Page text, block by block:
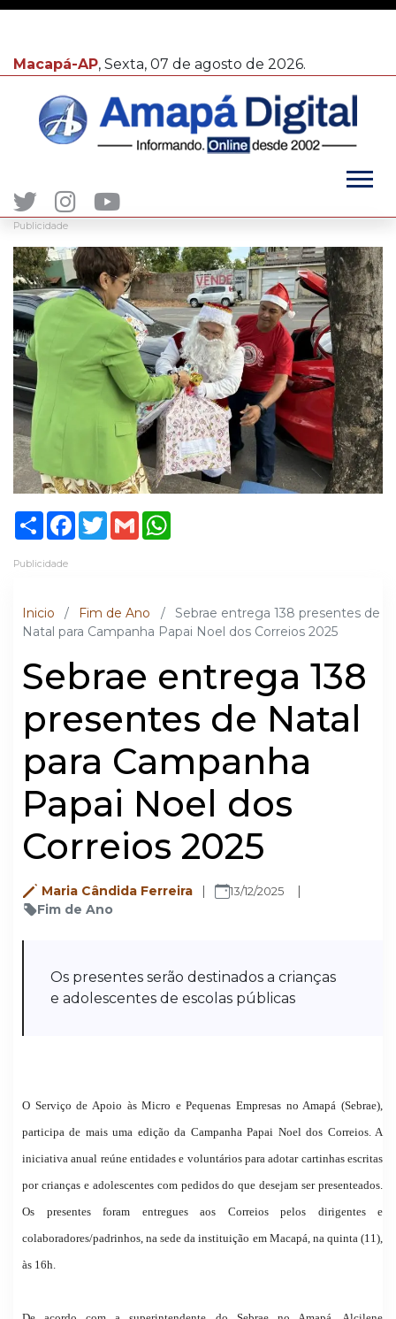
Macapá-AP, Sexta, 07 de agosto de 2026.
Publicidade
ShareFacebook
TwitterGmail
Publicidade
Inicio / Fim de Ano /
Sebrae entrega 138 presentes de
Natal para Campanha Papai Noel dos Correios 2025
Sebrae entrega 138
presentes de Natal
para Campanha
Papai Noel dos
Correios 2025
Maria Cândida Ferreira 13/12/2025
Fim de Ano
Os presentes serão destinados a crianças
e adolescentes de escolas públicas
O Serviço de Apoio às Micro e Pequenas Empresas no Amapá (Sebrae),
participa de mais uma edição da Campanha Papai Noel dos Correios. A
iniciativa anual reúne entidades e voluntários para adotar cartinhas escritas
por crianças e adolescentes com pedidos do que desejam ser presenteados.
Os presentes foram entregues aos Correios pelos dirigentes e
colaboradores/padrinhos, na sede da instituição em Macapá, na quinta (11),
às 16h.